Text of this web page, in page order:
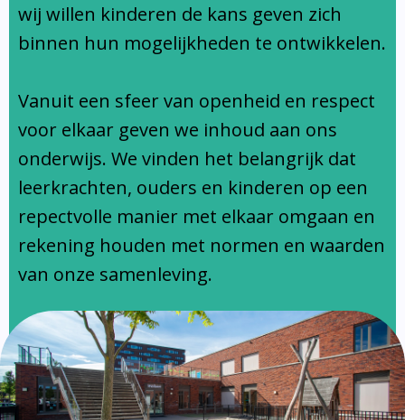
Ondersteuningsprofiel
wij willen kinderen de kans geven zich
binnen hun mogelijkheden te ontwikkelen.
Vanuit een sfeer van openheid en respect
voor elkaar geven we inhoud aan ons
onderwijs. We vinden het belangrijk dat
leerkrachten, ouders en kinderen op een
repectvolle manier met elkaar omgaan en
rekening houden met normen en waarden
van onze samenleving.